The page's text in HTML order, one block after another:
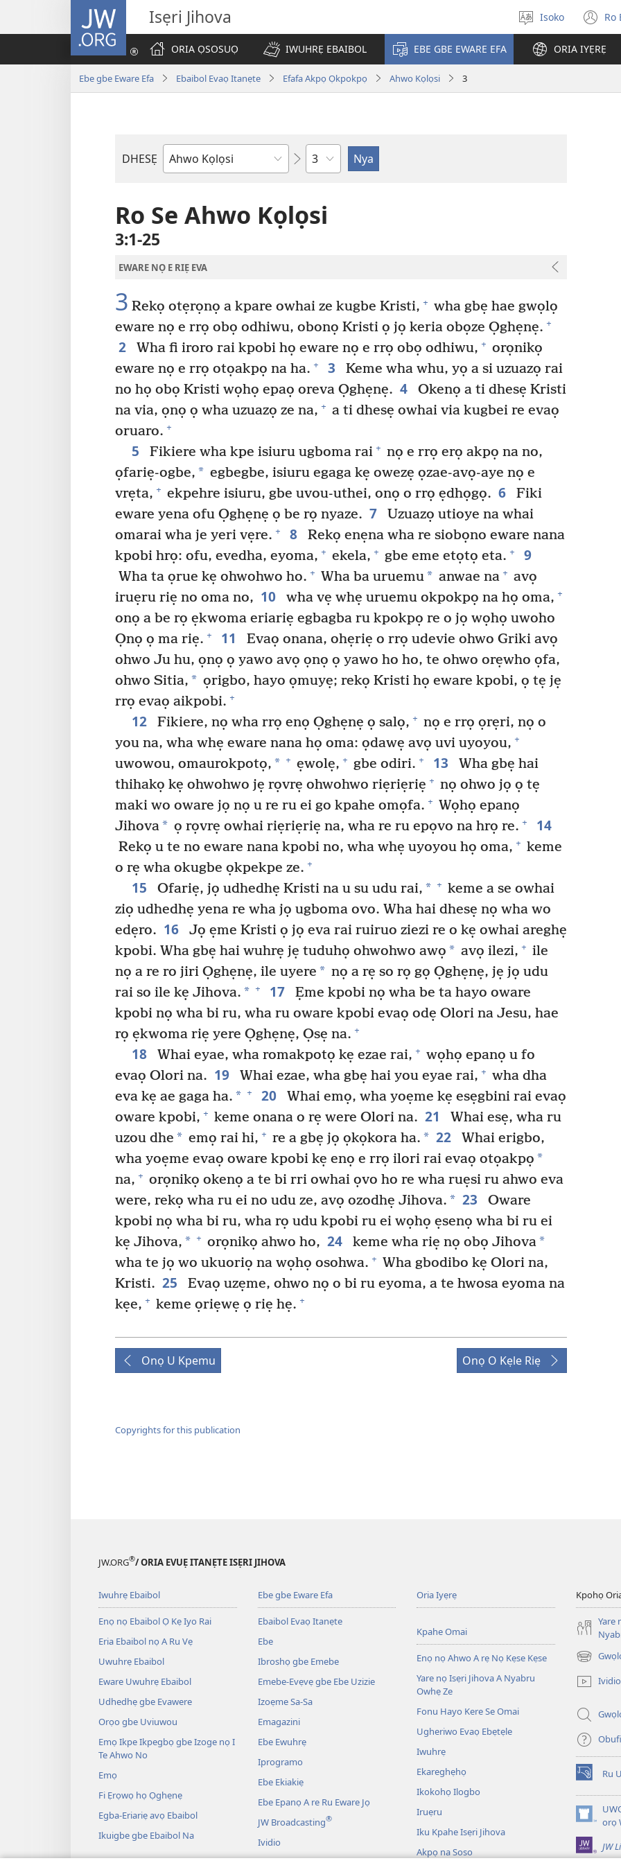
JW.ORG Isẹri Jihova
Salọ
ẹvẹrẹ
Isoko Ro
ORIA ỌSOSUỌ
IWUHRẸ EBAIBOL EBE GBE EWARE EFA ORIA IYẸRẸ
Ebe gbe Eware Efa Ebaibol Evaọ Itanẹte Efafa Akpọ Ọkpokpọ Ahwo Kọlọsi 3
DHESẸ
Ebe
Uzou
Ro Se Ahwo Kọlọsi
3:1-25
EWARE NỌ E RIẸ EVA
3 Rekọ otẹrọnọ a kpare owhai ze kugbe Kristi, + wha gbẹ hae gwọlọ
eware nọ e rrọ obọ odhiwu, obonọ Kristi ọ jọ keria obọze Ọghẹnẹ. +
2 Wha fi iroro rai kpobi họ eware nọ e rrọ obọ odhiwu, + orọnikọ
eware nọ e rrọ otọakpọ na ha. + 3
Keme wha whu, yọ a si uzuazọ rai
no họ obọ Kristi wọhọ epaọ oreva Ọghẹnẹ. 4
Okenọ a ti dhesẹ Kristi
na via, ọnọ ọ wha uzuazọ ze na, + a ti dhesẹ owhai via kugbei re evaọ
oruaro. +
5 Fikiere wha kpe isiuru ugboma rai + nọ e rrọ erọ akpọ na no,
ọfariẹ-ogbe, * egbegbe, isiuru egaga kẹ owezẹ ọzae-avọ-aye nọ e
vrẹta, + ekpehre isiuru, gbe uvou-uthei, onọ o rrọ ẹdhọgọ. 6
Fiki
eware yena ofu Ọghẹnẹ ọ be rọ nyaze. 7
Uzuazọ utioye na whai
omarai wha je yeri vẹre. + 8
Rekọ enẹna wha re siobọno eware nana
kpobi hrọ: ofu, evedha, eyoma, + ekela, + gbe eme etọtọ eta. + 9
Wha ta ọrue kẹ ohwohwo ho. + Wha ba uruemu* anwae na + avọ
iruẹru riẹ no oma no, 10 wha vẹ whẹ uruemu okpokpọ na họ oma, +
onọ a be rọ ẹkwoma eriariẹ egbagba ru kpokpọ re o jọ wọhọ uwoho
Ọnọ ọ ma riẹ. + 11
Evaọ onana, ohẹriẹ o rrọ udevie ohwo Griki avọ
ohwo Ju hu, ọnọ ọ yawo avọ ọnọ ọ yawo ho ho, te ohwo orẹwho ọfa,
ohwo Sitia, * ọrigbo, hayo ọmuyẹ; rekọ Kristi họ eware kpobi, ọ tẹ jẹ
rrọ evaọ aikpobi. +
12 Fikiere, nọ wha rrọ enọ Ọghẹnẹ ọ salọ, + nọ e rrọ ọrẹri, nọ o
you na, wha whẹ eware nana họ oma: ọdawẹ avọ uvi uyoyou, +
uwowou, omaurokpotọ, * + ẹwolẹ, + gbe odiri. + 13
Wha gbẹ hai
thihakọ kẹ ohwohwo jẹ rọvrẹ ohwohwo riẹriẹriẹ + nọ ohwo jọ ọ tẹ
maki wo oware jọ nọ u re ru ei go kpahe omọfa. + Wọhọ epanọ
Jihova* ọ rọvrẹ owhai riẹriẹriẹ na, wha re ru epọvo na hrọ re. + 14
Rekọ u te no eware nana kpobi no, wha whẹ uyoyou họ oma, + keme
o rẹ wha okugbe ọkpekpe ze. +
15 Ofariẹ, jọ udhedhẹ Kristi na u su udu rai, * + keme a se owhai
ziọ udhedhẹ yena re wha jọ ugboma ovo. Wha hai dhesẹ nọ wha wo
edẹro. 16
Jọ ẹme Kristi ọ jọ eva rai ruiruo ziezi re o kẹ owhai areghẹ
kpobi. Wha gbẹ hai wuhrẹ jẹ tuduhọ ohwohwo awọ * avọ ilezi, + ile
nọ a re ro jiri Ọghẹnẹ, ile uyere * nọ a rẹ so rọ gọ Ọghẹnẹ, jẹ jọ udu
rai so ile kẹ Jihova. * + 17
Ẹme kpobi nọ wha be ta hayo oware
kpobi nọ wha bi ru, wha ru oware kpobi evaọ odẹ Olori na Jesu, hae
rọ ẹkwoma riẹ yere Ọghẹnẹ, Ọsẹ na. +
18 Whai eyae, wha romakpotọ kẹ ezae rai, + wọhọ epanọ u fo
evaọ Olori na. 19 Whai ezae, wha gbẹ hai you eyae rai, + wha dha
eva kẹ ae gaga ha. * + 20
Whai emọ, wha yoẹme kẹ esẹgbini rai evaọ
oware kpobi, + keme onana o rẹ were Olori na. 21
Whai esẹ, wha ru
uzou dhe * emọ rai hi, + re a gbẹ jọ ọkọkora ha. * 22
Whai erigbo,
wha yoẹme evaọ oware kpobi kẹ enọ e rrọ ilori rai evaọ otọakpọ *
na, + orọnikọ okenọ a te bi rri owhai ọvo ho re wha ruẹsi ru ahwo eva
were, rekọ wha ru ei no udu ze, avọ ozodhẹ Jihova. * 23
Oware
kpobi nọ wha bi ru, wha rọ udu kpobi ru ei wọhọ ẹsenọ wha bi ru ei
kẹ Jihova, * + orọnikọ ahwo ho, 24 keme wha riẹ nọ obọ Jihova*
wha te jọ wo ukuoriọ na wọhọ osohwa. + Wha gbodibo kẹ Olori na,
Kristi. 25
Evaọ uzẹme, ohwo nọ o bi ru eyoma, a te hwosa eyoma na
kẹe, + keme ọriẹwẹ ọ riẹ hẹ. +
Onọ U Kpemu Onọ O Kẹle Riẹ
Copyrights for this publication
JW.ORG®/ ORIA EVUẸ ITANẸTE ISẸRI JIHOVA
Iwuhrẹ Ebaibol
Enọ nọ Ebaibol Ọ Kẹ Iyo Rai
Eria Ebaibol nọ A Ru Vẹ
Uwuhrẹ Ebaibol
Eware Uwuhrẹ Ebaibol
Udhedhẹ gbe Evawere
Orọo gbe Uviuwou
Emọ Ikpe Ikpegbọ gbe Izoge nọ I
Te Ahwo No
Emọ
Fi Ẹrọwọ họ Ọghẹnẹ
Egba-Eriariẹ avọ Ebaibol
Ikuigbe gbe Ebaibol Na
Ebe gbe Eware Efa
Ebaibol Evaọ Itanẹte
Ebe
Ibroshọ gbe Emebe
Emebe-Evẹvẹ gbe Ebe Uzizie
Izoẹme Sa-Sa
Emagazini
Ebe Ewuhrẹ
Iprogramo
Ebe Ekiakiẹ
Ebe Epanọ A re Ru Eware Jọ
JW Broadcasting®
Ividio
Oria Iyẹrẹ
Kpahe Omai
Enọ nọ Ahwo A rẹ Nọ Kẹse Kẹse
Yare nọ Isẹri Jihova A Nyabru
Owhẹ Ze
Fonu Hayo Kere Se Omai
Ugheriwo Evaọ Ebẹtẹle
Iwuhrẹ
Ekareghẹhọ
Ikokohọ Ilogbo
Iruẹru
Iku Kpahe Isẹri Jihova
Akpọ na Soso
Kpohọ
Yare
(opens
new
window)
Ividio
Ru
(opens
new
window)
orọ
(opens
new
window)
JW